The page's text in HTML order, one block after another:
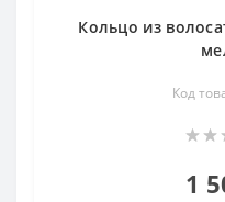
Кольцо из
Код
1